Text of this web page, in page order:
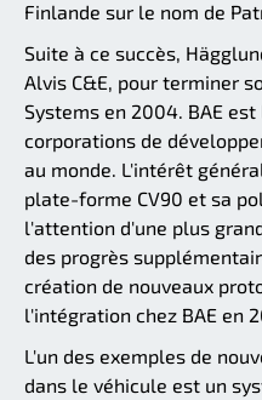
Finlande sur le nom de
Suite à ce succès,
Alvis C&E, pour terminer
Systems en 2004. BAE
corporations de
au monde. L'intérêt
plate-forme CV90 et sa
l'attention d'une plus
des progrès
création de nouveaux
l'intégration chez BAE en
L'un des exemples de
dans le véhicule est un